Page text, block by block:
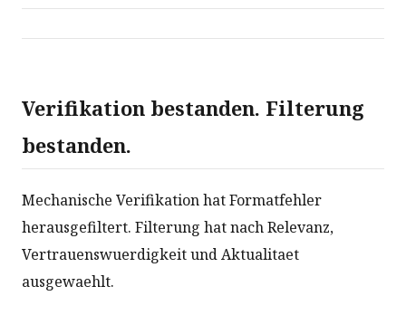
Verifikation bestanden. Filterung
bestanden.
Mechanische Verifikation hat Formatfehler
herausgefiltert. Filterung hat nach Relevanz,
Vertrauenswuerdigkeit und Aktualitaet
ausgewaehlt.